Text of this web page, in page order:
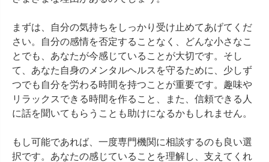
まずは、自分の気持ちをしっかり受け止めてあげてくだ
さい。自分の感情を否定することなく、どんな小さなこ
とでも、あなたが今感じていることが大切です。そし
て、あなた自身のメンタルヘルスを守るために、少しず
つでも自分を労わる時間を持つことが重要です。趣味や
リラックスできる時間を作ること、また、信頼できる人
に話を聞いてもらうことも助けになるかもしれません。
もし可能であれば、一度専門機関に相談するのも良い選
択です。あなたの感じていることを理解し、支えてくれ